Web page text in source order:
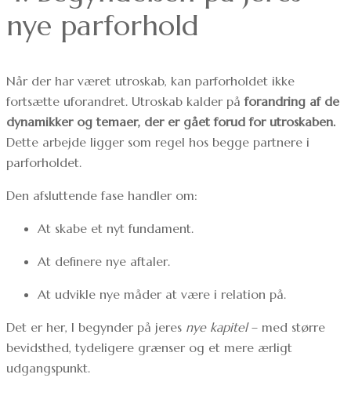
nye parforhold
Når der har været utroskab, kan parforholdet ikke
fortsætte uforandret. Utroskab kalder påforandring af de
dynamikker og temaer, der er gået forud for utroskaben.
Dette arbejde ligger som regel hos begge partnere i
parforholdet.
Den afsluttende fase handler om:
At skabe et nyt fundament.
At definere nye aftaler.
At udvikle nye måder at være i relation på.
Det er her, I begynder på jeres nye kapitel– med større
bevidsthed, tydeligere grænser og et mere ærligt
udgangspunkt.